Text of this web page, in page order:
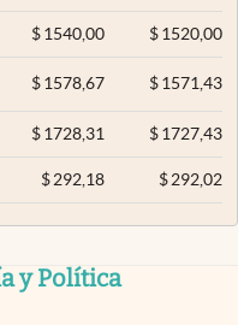
$ 1540,00 $1520,00
$ 1578,67 $1571,43
$ 1728,31 $1727,43
$ 292,18 $292,02
y Política